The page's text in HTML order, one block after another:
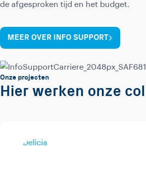
de afgesproken tijd en het budget.
MEER OVER INFO SUPPORT
Onze projecten
Hier werken onze